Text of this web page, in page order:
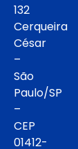
132
Cerqueira
César
–
São
Paulo/SP
–
CEP
01412-